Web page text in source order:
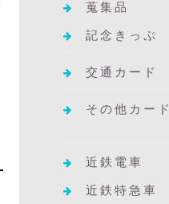
蒐集品
記念きっぷ
交通カード
その他カード
近鉄電車
近鉄特急車